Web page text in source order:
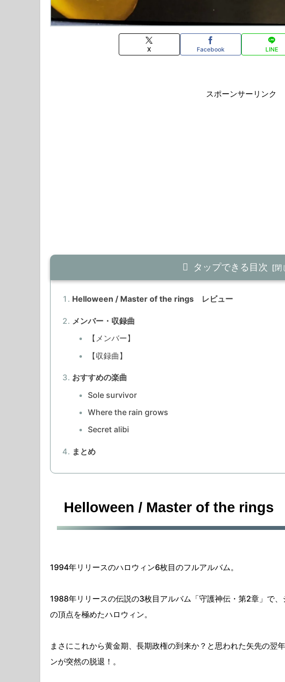
X Facebook LINE
スポーンサーリンク
タップできる目次
Helloween / Master of the rings レビュー
メンバー・収録曲
【メンバー】
【収録曲】
おすすめの楽曲
Sole survivor
Where the rain grows
Secret alibi
まとめ
Helloween / Master of the rings
1994年リリースのハロウィン6枚目のフルアルバム。
1988年リリースの伝説の3枚目アルバム「守護神伝・第2章」で
の頂点を極めたハロウィン。
まさにこれから黄金期、長期政権の到来か？と思われた矢先の翌
ンが突然の脱退！。